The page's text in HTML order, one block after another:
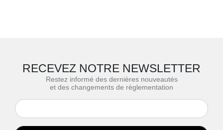
RECEVEZ NOTRE NEWSLETTER
Restez informé des dernières nouveautés
et des changements de règlementation